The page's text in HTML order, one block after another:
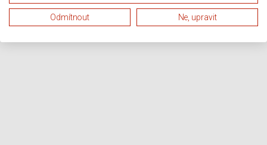
Odmítnout Ne, upravit